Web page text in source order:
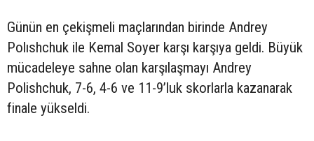
Günün en çekişmeli maçlarından birinde Andrey
Polıshchuk ile Kemal Soyer karşı karşıya geldi. Büyük
mücadeleye sahne olan karşılaşmayı Andrey
Polishchuk, 7-6, 4-6 ve 11-9’luk skorlarla kazanarak
finale yükseldi.